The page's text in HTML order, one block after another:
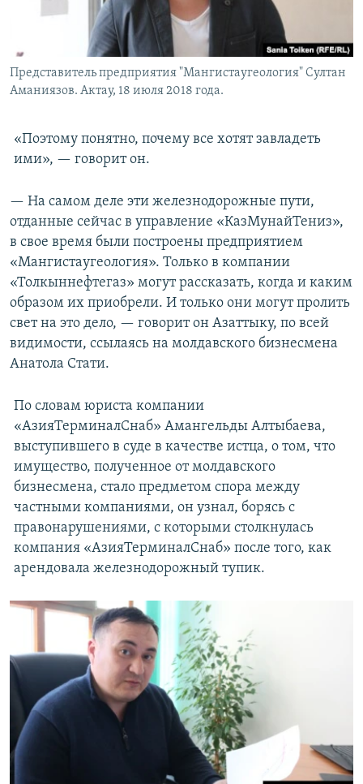
Представитель предприятия "Мангистаугеология" Султан
Аманиязов. Актау, 18 июля 2018 года.
«Поэтому понятно, почему все хотят завладеть
ими», — говорит он.
— На самом деле эти железнодорожные пути,
отданные сейчас в управление «КазМунайТениз»,
в свое время были построены предприятием
«Мангистаугеология». Только в компании
«Толкыннефтегаз» могут рассказать, когда и каким
образом их приобрели. И только они могут пролить
свет на это дело, — говорит он Азаттыку, по всей
видимости, ссылаясь на молдавского бизнесмена
Анатола Стати.
По словам юриста компании
«АзияТерминалСнаб» Амангельды Алтыбаева,
выступившего в суде в качестве истца, о том, что
имущество, полученное от молдавского
бизнесмена, стало предметом спора между
частными компаниями, он узнал, борясь с
правонарушениями, с которыми столкнулась
компания «АзияТерминалСнаб» после того, как
арендовала железнодорожный тупик.